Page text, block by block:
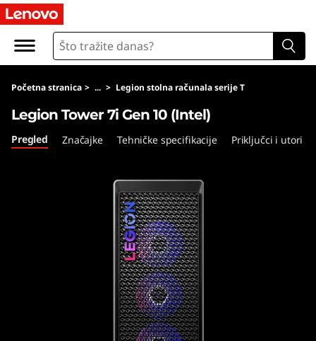
L
n
o
v
Početna stranica > ... > Legion stolna računala serije T
Legion Tower 7i Gen 10 (Intel)
Pregled Značajke Tehničke specifikacije Priključci i utori